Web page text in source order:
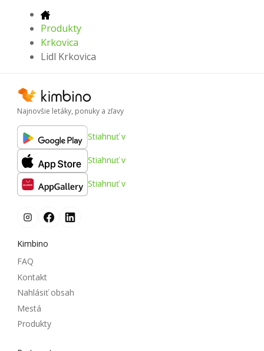
Produkty
Krkovica
Lidl Krkovica
Najnovšie letáky, ponuky a zľavy
Stiahnuť v
Stiahnuť v
Stiahnuť v
Kimbino
FAQ
Kontakt
Nahlásiť obsah
Mestá
Produkty